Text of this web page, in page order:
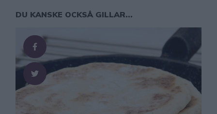
DU KANSKE OCKSÅ GILLAR...